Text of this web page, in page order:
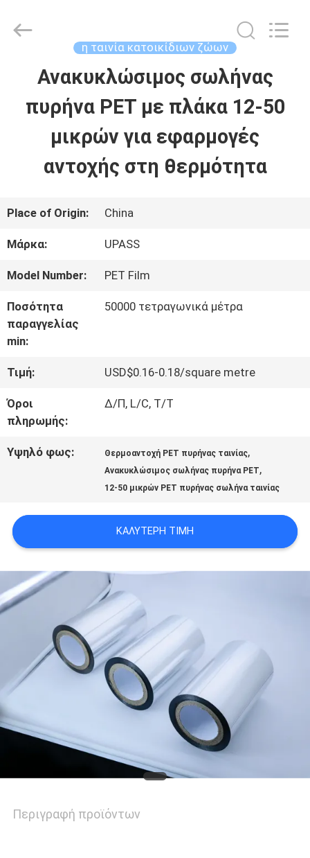
ΣΠΊΤΙ
ΠΡΟΪΌΝΤΑ
ΒΊΝΤΕΟ
ΣΧΕΤΙΚΆ
ΜΕ
ΕΜΆΣ
ΕΠΙΣΚΈΨΕΙΣ
ΣΤΟ
ΕΡΓΟΣΤΆΣΙΟ
ΈΛΕΓΧΟΣ
ΠΟΙΌΤΗΤΑΣ
ΕΠΙΚΟΙΝΩΝΉΣΤΕ
ΜΑΣ
ΕΙΔΉΣΕΙΣ
ΜΠΛΟΓΚ
Material
η ταινία κατοικίδιων ζώων
Ανακυκλώσιμος σωλήνας
πυρήνα PET με πλάκα 12-50
μικρών για εφαρμογές
αντοχής στη θερμότητα
Place of Origin: China
Μάρκα: UPASS
Model Number: PET Film
Ποσότητα
παραγγελίας
min:
50000 τετραγωνικά μέτρα
Τιμή: USD$0.16-0.18/square metre
Όροι
πληρωμής:
Δ/Π, L/C, T/T
Υψηλό φως: Θερμοαντοχή PET πυρήνας ταινίας,
Ανακυκλώσιμος σωλήνας πυρήνα PET,
12-50 μικρών PET πυρήνας σωλήνα ταινίας
ΚΑΛΎΤΕΡΗ ΤΙΜΉ
Περιγραφή προϊόντων